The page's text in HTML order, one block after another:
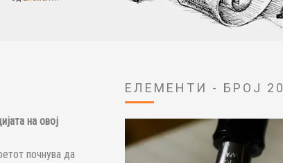
на овој
почнува да
ЕЛЕМЕНТИ - БРОЈ 20